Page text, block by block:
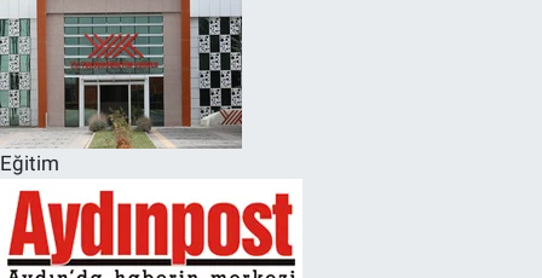
Eğitim